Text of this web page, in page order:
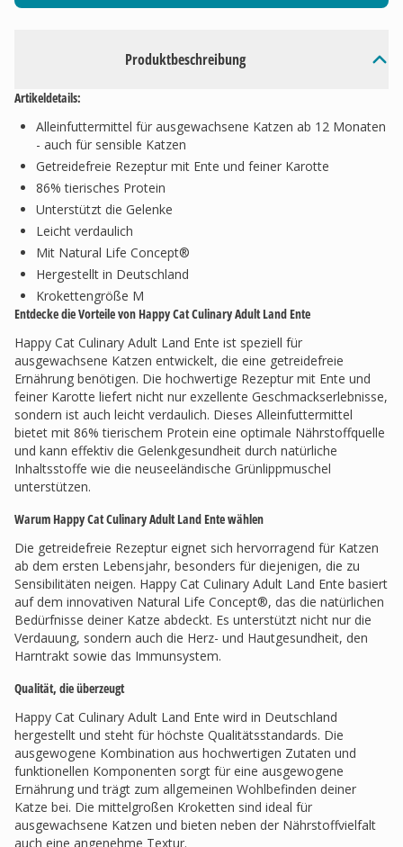
Produktbeschreibung
Artikeldetails:
Alleinfuttermittel für ausgewachsene Katzen ab 12 Monaten
- auch für sensible Katzen
Getreidefreie Rezeptur mit Ente und feiner Karotte
86% tierisches Protein
Unterstützt die Gelenke
Leicht verdaulich
Mit Natural Life Concept®
Hergestellt in Deutschland
Krokettengröße M
Entdecke die Vorteile von Happy Cat Culinary Adult Land Ente
Happy Cat Culinary Adult Land Ente ist speziell für
ausgewachsene Katzen entwickelt, die eine getreidefreie
Ernährung benötigen. Die hochwertige Rezeptur mit Ente und
feiner Karotte liefert nicht nur exzellente Geschmackserlebnisse,
sondern ist auch leicht verdaulich. Dieses Alleinfuttermittel
bietet mit 86% tierischem Protein eine optimale Nährstoffquelle
und kann effektiv die Gelenkgesundheit durch natürliche
Inhaltsstoffe wie die neuseeländische Grünlippmuschel
unterstützen.
Warum Happy Cat Culinary Adult Land Ente wählen
Die getreidefreie Rezeptur eignet sich hervorragend für Katzen
ab dem ersten Lebensjahr, besonders für diejenigen, die zu
Sensibilitäten neigen. Happy Cat Culinary Adult Land Ente basiert
auf dem innovativen Natural Life Concept®, das die natürlichen
Bedürfnisse deiner Katze abdeckt. Es unterstützt nicht nur die
Verdauung, sondern auch die Herz- und Hautgesundheit, den
Harntrakt sowie das Immunsystem.
Qualität, die überzeugt
Happy Cat Culinary Adult Land Ente wird in Deutschland
hergestellt und steht für höchste Qualitätsstandards. Die
ausgewogene Kombination aus hochwertigen Zutaten und
funktionellen Komponenten sorgt für eine ausgewogene
Ernährung und trägt zum allgemeinen Wohlbefinden deiner
Katze bei. Die mittelgroßen Kroketten sind ideal für
ausgewachsene Katzen und bieten neben der Nährstoffvielfalt
auch eine angenehme Textur.